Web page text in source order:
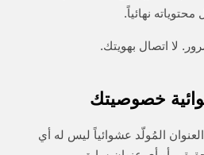
نهائياً.
لا اتصال بهويتك.
خصوصيتك
المُولّد عشوائياً ليس له أي